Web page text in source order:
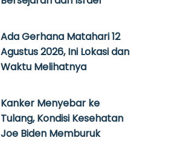
Ada Gerhana Matahari 12
Agustus 2026, Ini Lokasi dan
Waktu Melihatnya
Kanker Menyebar ke
Tulang, Kondisi Kesehatan
Joe Biden Memburuk